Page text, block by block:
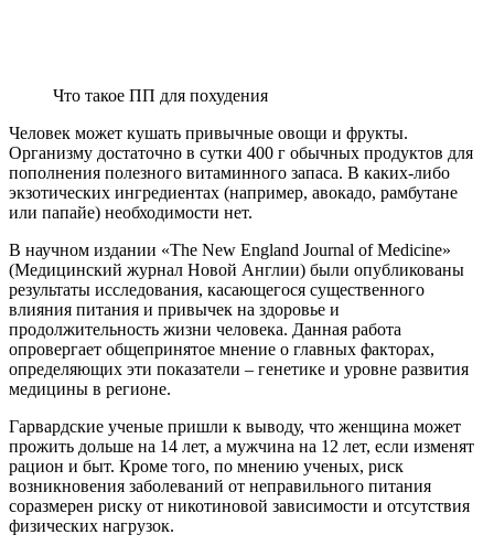
Что такое ПП для похудения
Человек может кушать привычные овощи и фрукты.
Организму достаточно в сутки 400 г обычных продуктов для
пополнения полезного витаминного запаса. В каких-либо
экзотических ингредиентах (например, авокадо, рамбутане
или папайе) необходимости нет.
В научном издании «The New England Journal of Medicine»
(Медицинский журнал Новой Англии) были опубликованы
результаты исследования, касающегося существенного
влияния питания и привычек на здоровье и
продолжительность жизни человека. Данная работа
опровергает общепринятое мнение о главных факторах,
определяющих эти показатели – генетике и уровне развития
медицины в регионе.
Гарвардские ученые пришли к выводу, что женщина может
прожить дольше на 14 лет, а мужчина на 12 лет, если изменят
рацион и быт. Кроме того, по мнению ученых, риск
возникновения заболеваний от неправильного питания
соразмерен риску от никотиновой зависимости и отсутствия
физических нагрузок.